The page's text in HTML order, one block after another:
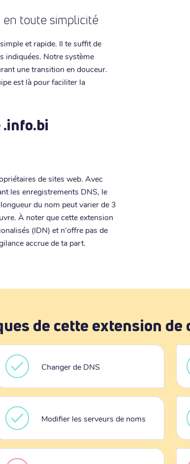
en toute simplicité
et rapide. Il te suffit de
indiquées. Notre système
une transition en douceur.
est là pour faciliter la
.info.bi
de sites web. Avec
les enregistrements DNS, le
du nom peut varier de 3
À noter que cette extension
(IDN) et n'offre pas de
accrue de ta part.
de cette extension de
Changer de DNS
Modifier les serveurs de noms